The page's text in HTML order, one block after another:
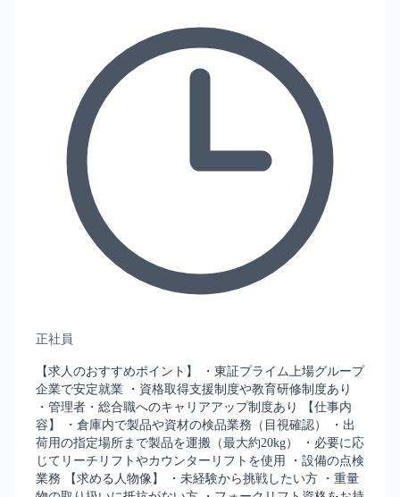
正社員
【求人のおすすめポイント】 ・東証プライム上場グループ
企業で安定就業 ・資格取得支援制度や教育研修制度あり
・管理者・総合職へのキャリアアップ制度あり 【仕事内
容】 ・倉庫内で製品や資材の検品業務（目視確認） ・出
荷用の指定場所まで製品を運搬（最大約20kg） ・必要に応
じてリーチリフトやカウンターリフトを使用 ・設備の点検
業務 【求める人物像】 ・未経験から挑戦したい方 ・重量